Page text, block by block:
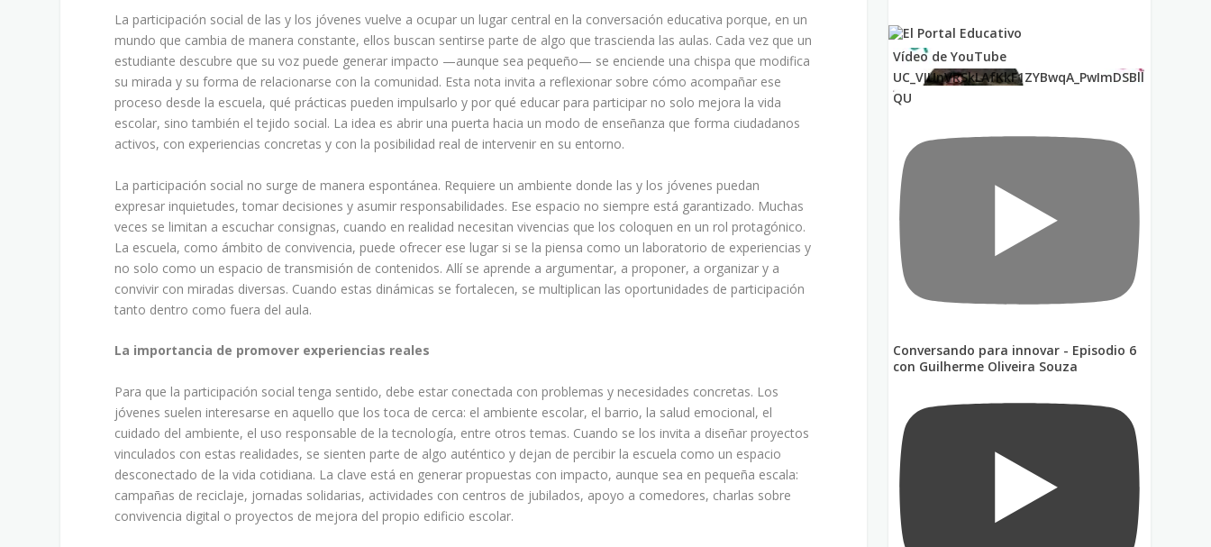
La participación social de las y los jóvenes vuelve a ocupar un lugar central en la conversación educativa porque, en un
mundo que cambia de manera constante, ellos buscan sentirse parte de algo que trascienda las aulas. Cada vez que un
estudiante descubre que su voz puede generar impacto —aunque sea pequeño— se enciende una chispa que modifica
su mirada y su forma de relacionarse con la comunidad. Esta nota invita a reflexionar sobre cómo acompañar ese
proceso desde la escuela, qué prácticas pueden impulsarlo y por qué educar para participar no solo mejora la vida
escolar, sino también el tejido social. La idea es abrir una puerta hacia un modo de enseñanza que forma ciudadanos
activos, con experiencias concretas y con la posibilidad real de intervenir en su entorno.
La participación social no surge de manera espontánea. Requiere un ambiente donde las y los jóvenes puedan
expresar inquietudes, tomar decisiones y asumir responsabilidades. Ese espacio no siempre está garantizado. Muchas
veces se limitan a escuchar consignas, cuando en realidad necesitan vivencias que los coloquen en un rol protagónico.
La escuela, como ámbito de convivencia, puede ofrecer ese lugar si se la piensa como un laboratorio de experiencias y
no solo como un espacio de transmisión de contenidos. Allí se aprende a argumentar, a proponer, a organizar y a
convivir con miradas diversas. Cuando estas dinámicas se fortalecen, se multiplican las oportunidades de participación
tanto dentro como fuera del aula.
La importancia de promover experiencias reales
Para que la participación social tenga sentido, debe estar conectada con problemas y necesidades concretas. Los
jóvenes suelen interesarse en aquello que los toca de cerca: el ambiente escolar, el barrio, la salud emocional, el
cuidado del ambiente, el uso responsable de la tecnología, entre otros temas. Cuando se los invita a diseñar proyectos
vinculados con estas realidades, se sienten parte de algo auténtico y dejan de percibir la escuela como un espacio
desconectado de la vida cotidiana. La clave está en generar propuestas con impacto, aunque sea en pequeña escala:
campañas de reciclaje, jornadas solidarias, actividades con centros de jubilados, apoyo a comedores, charlas sobre
convivencia digital o proyectos de mejora del propio edificio escolar.
Vídeo de YouTube
UC_VIUnVRSkLAfKkF1ZYBwqA_PwImDSBll
QU
Conversando para innovar - Episodio 6
con Guilherme Oliveira Souza